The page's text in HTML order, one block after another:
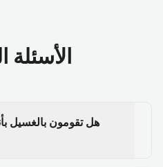
الأسئلة
هل تقومون بالغسيل